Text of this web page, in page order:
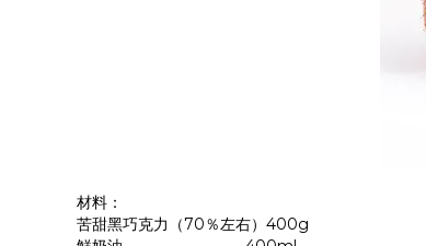
材料：
苦甜黑巧克力（70％左右）400g